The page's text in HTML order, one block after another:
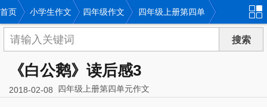
首页 小学生作文 四年级作文 四年级上册第四单
《白公鹅》读后感3
2018-02-08 四年级上册第四单元作文